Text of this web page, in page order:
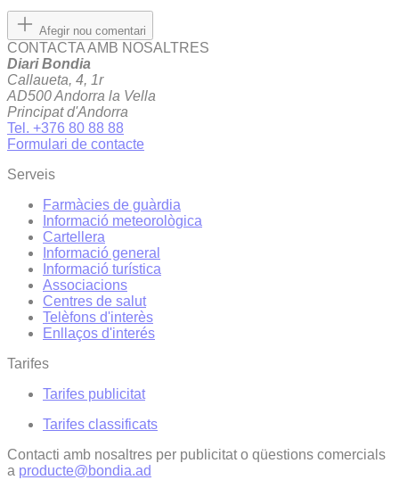
Afegir nou comentari
CONTACTA AMB NOSALTRES
Diari Bondia
Callaueta, 4, 1r
AD500 Andorra la Vella
Principat d'Andorra
Tel. +376 80 88 88
Formulari de contacte
Serveis
Farmàcies de guàrdia
Informació meteorològica
Cartellera
Informació general
Informació turística
Associacions
Centres de salut
Telèfons d'interès
Enllaços d'interés
Tarifes
Tarifes publicitat
Tarifes classificats
Contacti amb nosaltres per publicitat o qüestions comercials
a producte@bondia.ad